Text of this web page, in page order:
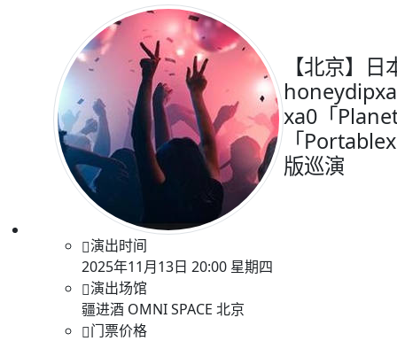
【北京】
xa0「
「
版巡演
演出时间
2025年11月13日 20:00 星期四
演出场馆
疆进酒 OMNI SPACE 北京
门票价格